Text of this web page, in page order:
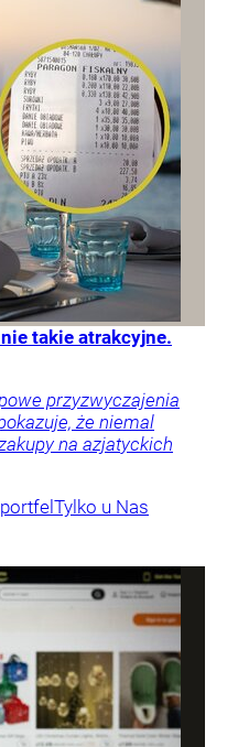
takie atrakcyjne.
przyzwyczajenia
że niemal
na azjatyckich
Tylko u Nas